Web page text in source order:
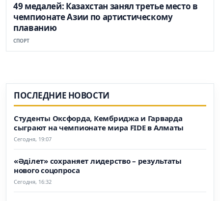
49 медалей: Казахстан занял третье место в
чемпионате Азии по артистическому
плаванию
СПОРТ
ПОСЛЕДНИЕ НОВОСТИ
Студенты Оксфорда, Кембриджа и Гарварда
сыграют на чемпионате мира FIDE в Алматы
Сегодня, 19:07
«Әділет» сохраняет лидерство – результаты
нового соцопроса
Сегодня, 16:32